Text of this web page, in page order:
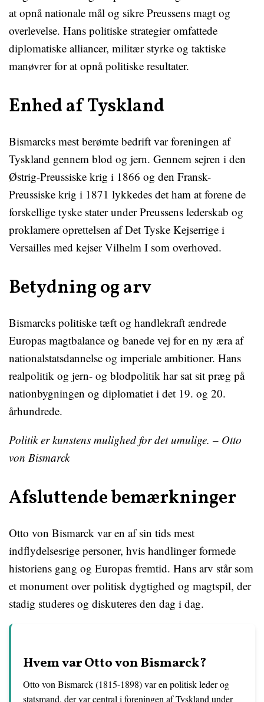
at opnå nationale mål og sikre Preussens magt og
overlevelse. Hans politiske strategier omfattede
diplomatiske alliancer, militær styrke og taktiske
manøvrer for at opnå politiske resultater.
Enhed af Tyskland
Bismarcks mest berømte bedrift var foreningen af
Tyskland gennem blod og jern. Gennem sejren i den
Østrig-Preussiske krig i 1866 og den Fransk-
Preussiske krig i 1871 lykkedes det ham at forene de
forskellige tyske stater under Preussens lederskab og
proklamere oprettelsen af Det Tyske Kejserrige i
Versailles med kejser Vilhelm I som overhoved.
Betydning og arv
Bismarcks politiske tæft og handlekraft ændrede
Europas magtbalance og banede vej for en ny æra af
nationalstatsdannelse og imperiale ambitioner. Hans
realpolitik og jern- og blodpolitik har sat sit præg på
nationbygningen og diplomatiet i det 19. og 20.
århundrede.
Politik er kunstens mulighed for det umulige. – Otto
von Bismarck
Afsluttende bemærkninger
Otto von Bismarck var en af ​​sin tids mest
indflydelsesrige personer, hvis handlinger formede
historiens gang og Europas fremtid. Hans arv står som
et monument over politisk dygtighed og magtspil, der
stadig studeres og diskuteres den dag i dag.
Hvem var Otto von Bismarck?
Otto von Bismarck (1815-1898) var en politisk leder og
statsmand, der var central i foreningen af Tyskland under